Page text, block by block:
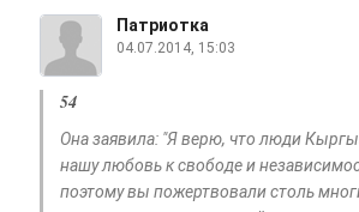
Патриотка
04.07.2014, 15:03
54
Она заявила: "Я верю, что люди
нашу любовь к свободе и
поэтому вы пожертвовали столь